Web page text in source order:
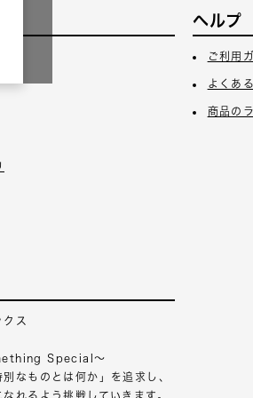
ヘルプ
ご利用
よくあ
商品の
ス
Special～
別なものとは何か」を追求し、
れるよう挑戦していきます。